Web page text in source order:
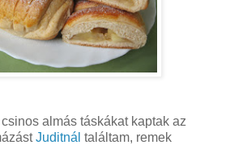
almás táskákat kaptak az
Juditnál találtam, remek